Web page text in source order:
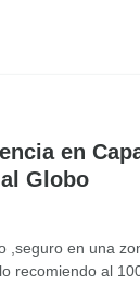
en
Globo
,seguro en una
recomiendo al